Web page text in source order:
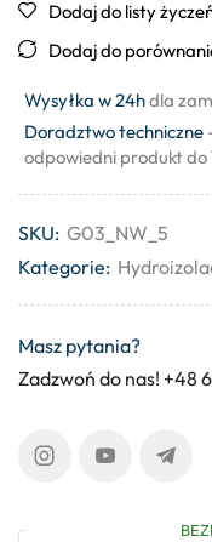
Dodaj do listy
Dodaj do
Wysyłka w 24hdla
Doradztwo techniczne
odpowiedni produkt do
SKU: G03_NW_5
Kategorie:
Masz pytania?
Zadzwoń do nas! +48